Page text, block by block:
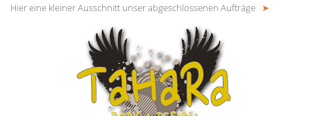
Hier eine kleiner Ausschnitt unser abgeschlossenen Aufträge ➤